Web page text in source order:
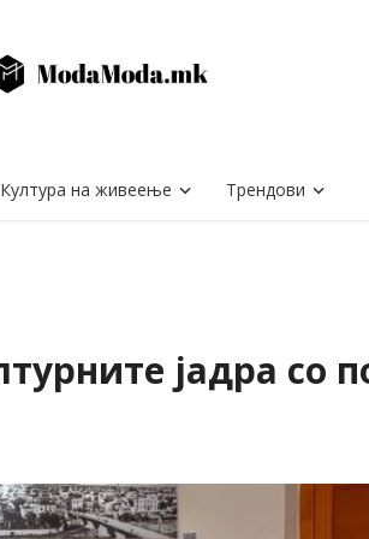
Култура на живеење Трендови
јадра со